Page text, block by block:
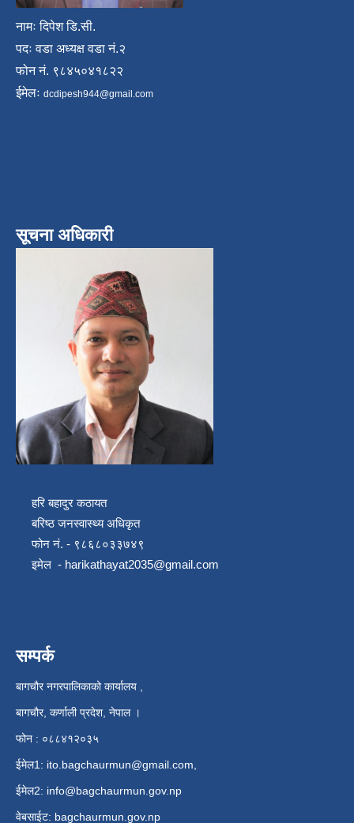
नामः दिपेश डि.सी.
पदः वडा अध्यक्ष वडा नं.२
फोन नं. ९८४५०४१८२२
ईमेलः dcdipesh944@gmail.com
सूचना अधिकारी
हरि बहादुर कठायत
बरिष्ठ जनस्वास्थ्य अधिकृत
फोन नं. - ९८६८०३३७४९
इमेल - harikathayat2035@gmail.com
सम्पर्क
बागचौर नगरपालिकाको कार्यालय ,
बागचौर, कर्णाली प्रदेश, नेपाल ।
फोन : ०८८४१२०३५
ईमेल1: ito.bagchaurmun@gmail.com
ईमेल2: info@bagchaurmun.gov.np
वे‍बसाईट: bagchaurmun.gov.np